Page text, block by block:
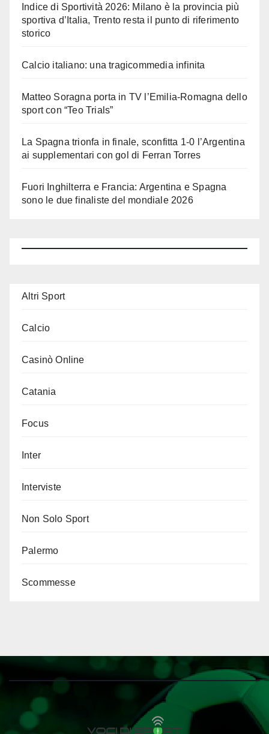
Indice di Sportività 2026: Milano è la provincia più
sportiva d’Italia, Trento resta il punto di riferimento
storico
Calcio italiano: una tragicommedia infinita
Matteo Soragna porta in TV l’Emilia-Romagna dello
sport con “Teo Trials”
La Spagna trionfa in finale, sconfitta 1-0 l’Argentina
ai supplementari con gol di Ferran Torres
Fuori Inghilterra e Francia: Argentina e Spagna
sono le due finaliste del mondiale 2026
Altri Sport
Calcio
Casinò Online
Catania
Focus
Inter
Interviste
Non Solo Sport
Palermo
Scommesse